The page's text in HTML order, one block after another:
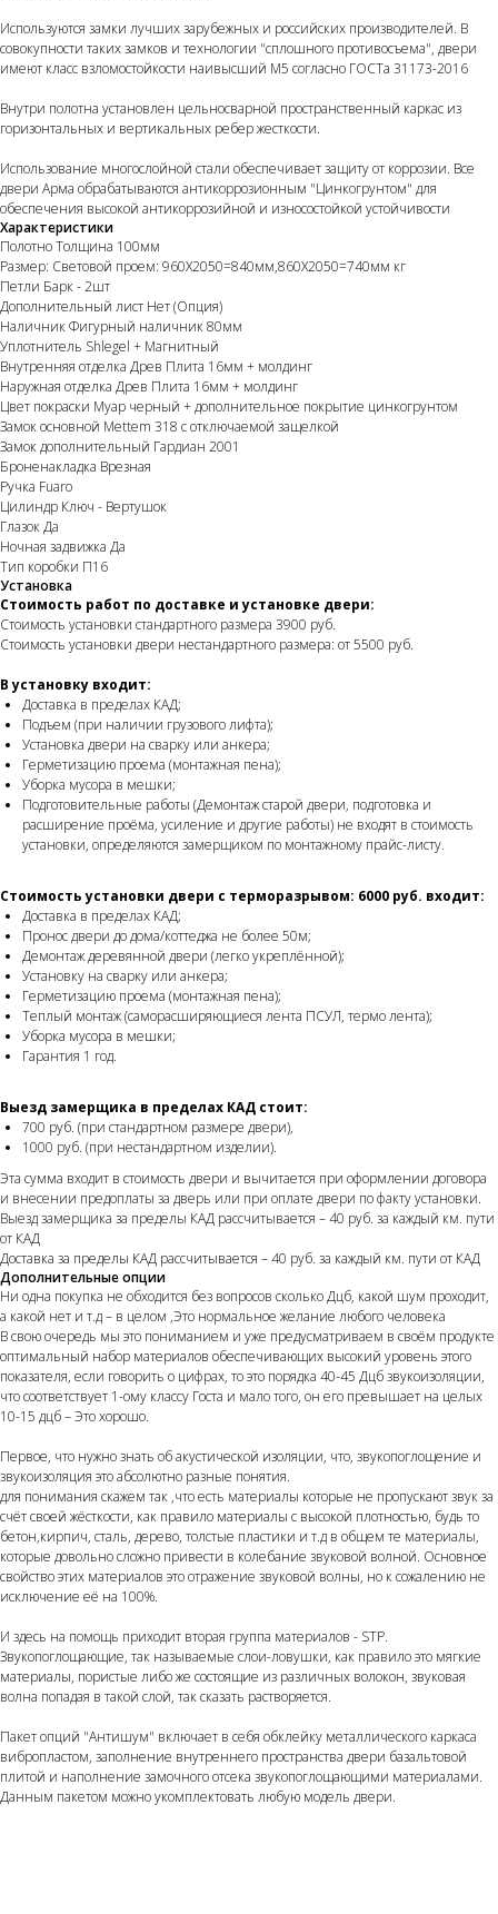
Используются замки лучших зарубежных и российских производителей. В
совокупности таких замков и технологии "сплошного противосъема", двери
имеют класс взломостойкости наивысший М5 согласно ГОСТа 31173-2016
Внутри полотна установлен цельносварной пространственный каркас из
горизонтальных и вертикальных ребер жесткости.
Использование многослойной стали обеспечивает защиту от коррозии. Все
двери Арма обрабатываются антикоррозионным "Цинкогрунтом" для
обеспечения высокой антикоррозийной и износостойкой устойчивости
Характеристики
Полотно Толщина 100мм
Размер: Световой проем: 960Х2050=840мм,860Х2050=740мм кг
Петли Барк - 2шт
Дополнительный лист Нет (Опция)
Наличник Фигурный наличник 80мм
Уплотнитель Shlegel + Магнитный
Внутренняя отделка Древ Плита 16мм + молдинг
Наружная отделка Древ Плита 16мм + молдинг
Цвет покраски Муар черный + дополнительное покрытие цинкогрунтом
Замок основной Mettem 318 с отключаемой защелкой
Замок дополнительный Гардиан 2001
Броненакладка Врезная
Ручка Fuaro
Цилиндр Ключ - Вертушок
Глазок Да
Ночная задвижка Да
Тип коробки П16
Установка
Стоимость работ по доставке и установке двери:
Стоимость установки стандартного размера 3900 руб.
Стоимость установки двери нестандартного размера: от 5500 руб.
В установку входит:
Доставка в пределах КАД;
Подъем (при наличии грузового лифта);
Установка двери на сварку или анкера;
Герметизацию проема (монтажная пена);
Уборка мусора в мешки;
Подготовительные работы (Демонтаж старой двери, подготовка и
расширение проёма, усиление и другие работы) не входят в стоимость
установки, определяются замерщиком по монтажному прайс-листу.
Стоимость установки двери с терморазрывом: 6000 руб. входит:
Доставка в пределах КАД;
Пронос двери до дома/коттеджа не более 50м;
Демонтаж деревянной двери (легко укреплённой);
Установку на сварку или анкера;
Герметизацию проема (монтажная пена);
Теплый монтаж (саморасширяющиеся лента ПСУЛ, термо лента);
Уборка мусора в мешки;
Гарантия 1 год.
Выезд замерщика в пределах КАД стоит:
700 руб. (при стандартном размере двери),
1000 руб. (при нестандартном изделии).
Эта сумма входит в стоимость двери и вычитается при оформлении договора
и внесении предоплаты за дверь или при оплате двери по факту установки.
Выезд замерщика за пределы КАД рассчитывается – 40 руб. за каждый км. пути
от КАД
Доставка за пределы КАД рассчитывается – 40 руб. за каждый км. пути от КАД
Дополнительные опции
Ни одна покупка не обходится без вопросов сколько Дцб, какой шум проходит,
а какой нет и т.д – в целом ,Это нормальное желание любого человека
В свою очередь мы это пониманием и уже предусматриваем в своём продукте
оптимальный набор материалов обеспечивающих высокий уровень этого
показателя, если говорить о цифрах, то это порядка 40-45 Дцб звукоизоляции,
что соответствует 1-ому классу Госта и мало того, он его превышает на целых
10-15 дцб – Это хорошо.
Первое, что нужно знать об акустической изоляции, что, звукопоглощение и
звукоизоляция это абсолютно разные понятия.
для понимания скажем так ,что есть материалы которые не пропускают звук за
счёт своей жёсткости, как правило материалы с высокой плотностью, будь то
бетон,кирпич, сталь, дерево, толстые пластики и т.д в общем те материалы,
которые довольно сложно привести в колебание звуковой волной. Основное
свойство этих материалов это отражение звуковой волны, но к сожалению не
исключение её на 100%.
И здесь на помощь приходит вторая группа материалов - STP.
Звукопоглощающие, так называемые слои-ловушки, как правило это мягкие
материалы, пористые либо же состоящие из различных волокон, звуковая
волна попадая в такой слой, так сказать растворяется.
Пакет опций "Антишум" включает в себя обклейку металлического каркаса
вибропластом, заполнение внутреннего пространства двери базальтовой
плитой и наполнение замочного отсека звукопоглощающими материалами.
Данным пакетом можно укомплектовать любую модель двери.